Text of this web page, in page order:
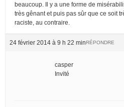
beaucoup. Il y a une forme de
très gênant et puis pas sûr que ce soit
raciste, au contraire.
24 février 2014 à 9 h 22 minRÉPONDRE
casper
Invité